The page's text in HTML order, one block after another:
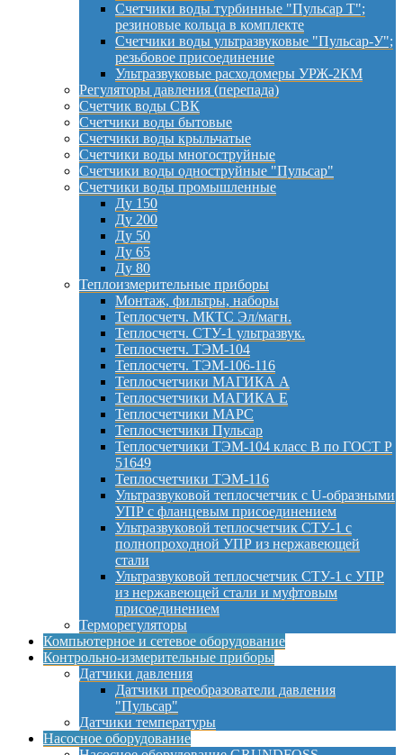
Счетчики воды турбинные "Пульсар Т";
резиновые кольца в комплекте
Счетчики воды ультразвуковые "Пульсар-У";
резьбовое присоединение
Ультразвуковые расходомеры УРЖ-2КМ
Регуляторы давления (перепада)
Счетчик воды СВК
Счетчики воды бытовые
Счетчики воды крыльчатые
Счетчики воды многоструйные
Счетчики воды одноструйные "Пульсар"
Счетчики воды промышленные
Ду 150
Ду 200
Ду 50
Ду 65
Ду 80
Теплоизмерительные приборы
Монтаж, фильтры, наборы
Теплосчетч. МКТС Эл/магн.
Теплосчетч. СТУ-1 ультразвук.
Теплосчетч. ТЭМ-104
Теплосчетч. ТЭМ-106-116
Теплосчетчики МАГИКА А
Теплосчетчики МАГИКА Е
Теплосчетчики МАРС
Теплосчетчики Пульсар
Теплосчетчики ТЭМ-104 класс B по ГОСТ Р
51649
Теплосчетчики ТЭМ-116
Ультразвуковой теплосчетчик с U-образными
УПР с фланцевым присоединением
Ультразвуковой теплосчетчик СТУ-1 с
полнопроходной УПР из нержавеющей
стали
Ультразвуковой теплосчетчик СТУ-1 с УПР
из нержавеющей стали и муфтовым
присоединением
Терморегуляторы
Компьютерное и сетевое оборудование
Контрольно-измерительные приборы
Датчики давления
Датчики преобразователи давления
"Пульсар"
Датчики температуры
Насосное оборудование